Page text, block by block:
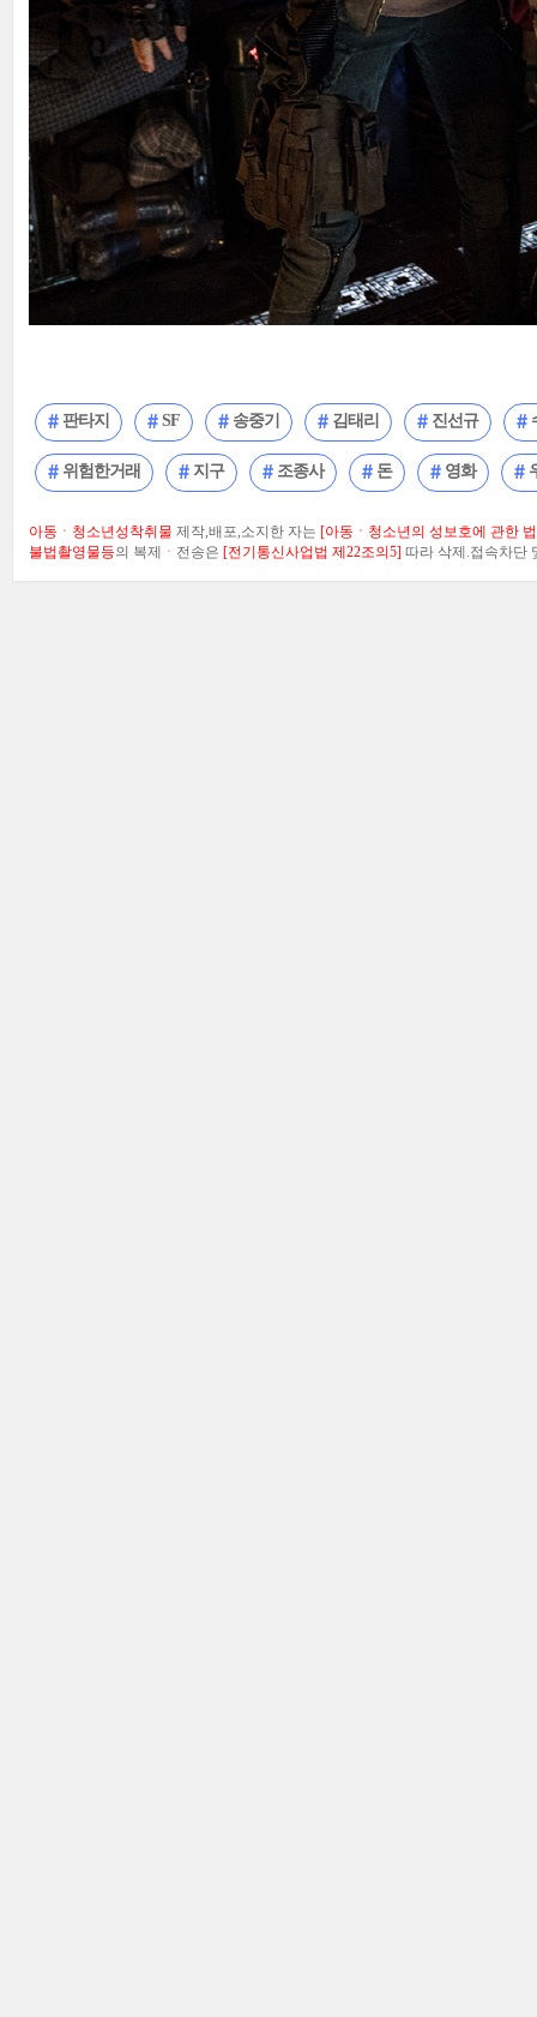
판타지 SF 송중기 김태리 진선규
위험한거래 지구 조종사 돈 영화
아동ㆍ청소년성착취물 제작,배포,소지한 자는 [아동ㆍ청소년의 성보호에 관한
불법촬영물등의 복제ㆍ전송은 [전기통신사업법 제22조의5] 따라 삭제.접속차단